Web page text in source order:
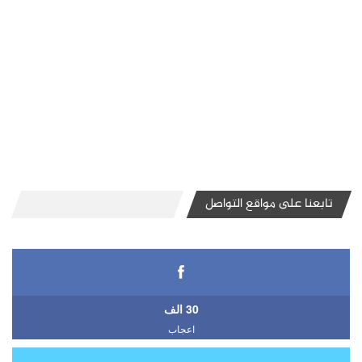
تابعنا على مواقع التواصل
30 الف
اعجاب